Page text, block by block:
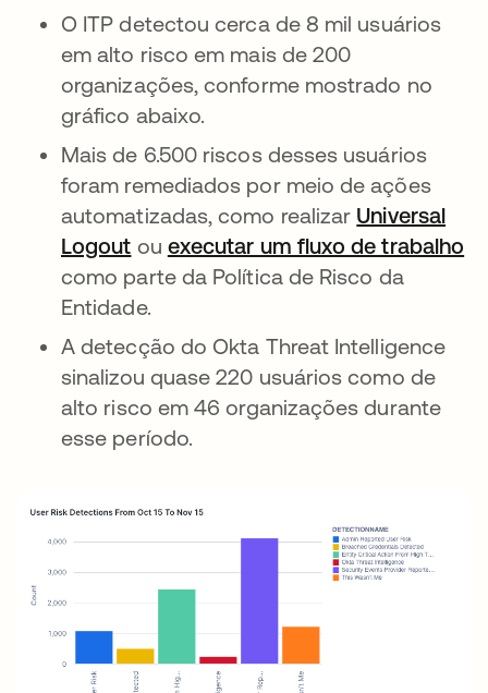
O ITP detectou cerca de 8 mil usuários
em alto risco em mais de 200
organizações, conforme mostrado no
gráfico abaixo.
Mais de 6.500 riscos desses usuários
foram remediados por meio de ações
automatizadas, como realizar Universal
Logout ou executar um fluxo de trabalho
como parte da Política de Risco da
Entidade.
A detecção do Okta Threat Intelligence
sinalizou quase 220 usuários como de
alto risco em 46 organizações durante
esse período.